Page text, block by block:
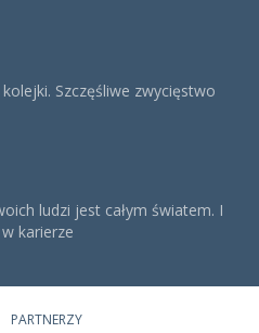
Szczęśliwe zwycięstwo
ludzi jest całym światem. I
karierze
PARTNERZY